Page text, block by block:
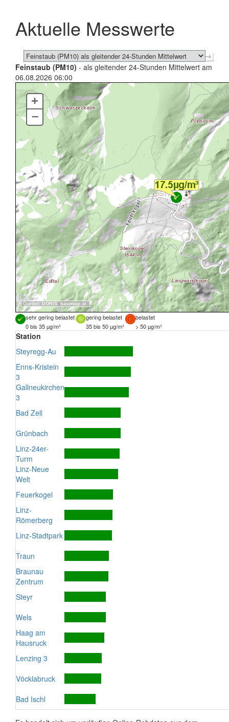
schließen
Aktuelle Messwerte
Feinstaub (PM10) - als gleitender 24-Stunden Mittelwert am
06.08.2026 06:00
Quellen: DORIS, basemap.at
+
–
sehr gering belastet gering belastet
belastet
0 bis 35 µg/m³
35 bis 50 µg/m³ > 50 µg/m³
Station
Steyregg-Au
Enns-Kristein
3
Gallneukirchen
3
Bad Zell
Grünbach
Linz-24er-
Turm
Linz-Neue
Welt
Feuerkogel
Linz-
Römerberg
Linz-Stadtpark
Traun
Braunau
Zentrum
Steyr
Wels
Haag am
Hausruck
Lenzing 3
Vöcklabruck
Bad Ischl